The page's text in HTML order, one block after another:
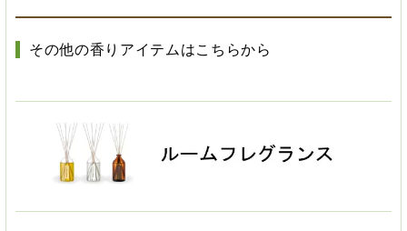
その他の香りアイテムはこちらから